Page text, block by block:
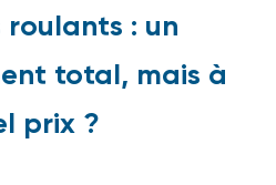
roulants : un
total, mais à
prix ?